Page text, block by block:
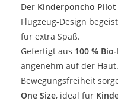
Der Kinderponcho Pilot
Flugzeug-Design
für extra Spaß.
Gefertigt aus 100 %
angenehm auf der
Bewegungsfreiheit
One Size, ideal für